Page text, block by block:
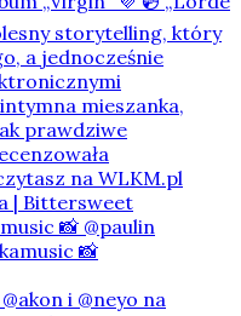
📸 @paulin
i @neyo na